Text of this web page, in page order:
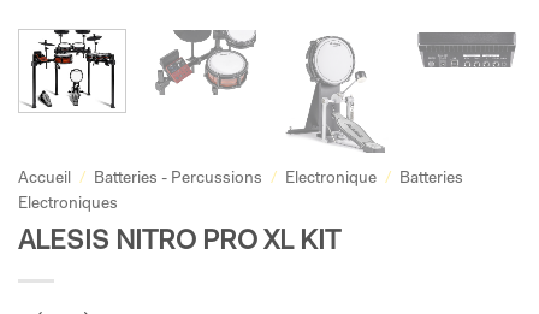
Accueil / Batteries - Percussions / Electronique /
Batteries
Electroniques
ALESIS NITRO PRO XL KIT